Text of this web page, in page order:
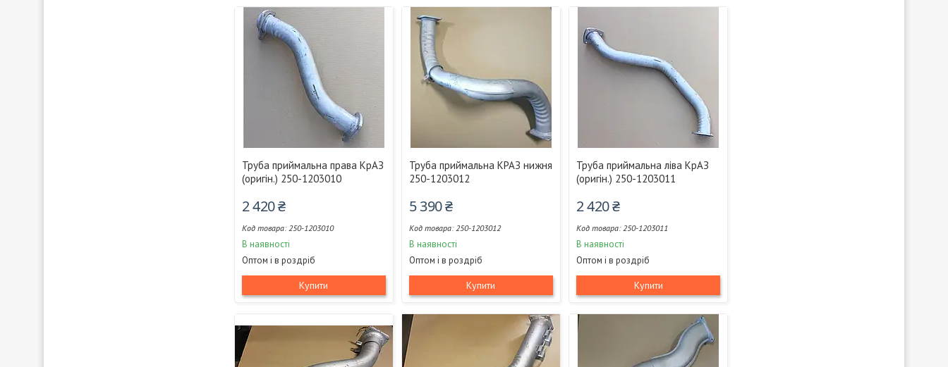
Труба приймальна права КрАЗ
(оригін.) 250-1203010
2 420 ₴
250-1203010
В наявності
Оптом і в роздріб
Купити
Труба приймальна КРАЗ нижня
250-1203012
5 390 ₴
250-1203012
В наявності
Оптом і в роздріб
Купити
Труба приймальна ліва КрАЗ
(оригін.) 250-1203011
2 420 ₴
250-1203011
В наявності
Оптом і в роздріб
Купити